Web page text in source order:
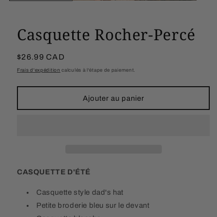
Casquette Rocher-Percé
Prix
habituel
$26.99 CAD
Frais d'expédition calculés à l'étape de paiement.
Ajouter au panier
CASQUETTE D'ÉTÉ
Casquette style dad's hat
Petite broderie bleu sur le devant